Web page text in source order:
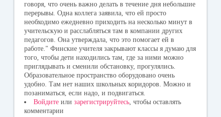
говоря, что очень важно делать в течение дня небольшие
перерывы. Одна коллега заявила, что ей просто
необходимо ежедневно приходить на несколько минут в
учительскую и расслабляться там в компании других
педагогов. Она утверждала, что это помогает ей в
работе." Финские учителя закрывают классы я думаю для
того, чтобы дети находились там, где за ними можно
приглядывать и сменили обстановку, прогулялись.
Образовательное пространство оборудовано очень
удобно. Там нет наших школьных коридоров. Можно и
позаниматься, если надо, и подвигаться.
Войдите или зарегистрируйтесь, чтобы оставлять
комментарии